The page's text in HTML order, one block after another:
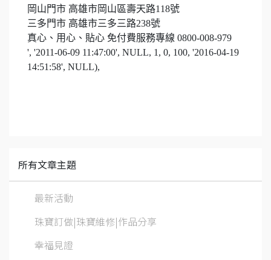
岡山門市 高雄市岡山區壽天路118號
三多門市 高雄市三多三路238號
真心、用心、貼心 免付費服務專線 0800-008-979
', '2011-06-09 11:47:00', NULL, 1, 0, 100, '2016-04-19
14:51:58', NULL),
所有文章主題
最新活動
珠寶訂做|珠寶維修|作品分享
幸福見證